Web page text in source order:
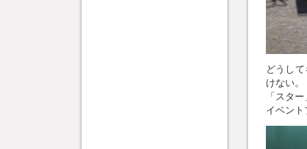
どうし
けない。
「スタ
イベン